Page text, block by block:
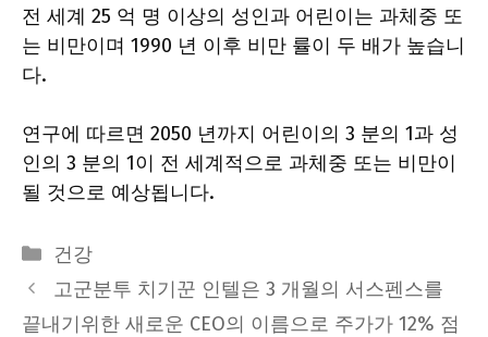
전 세계 25 억 명 이상의 성인과 어린이는 과체중 또
는 비만이며 1990 년 이후 비만 률이 두 배가 높습니
다.
연구에 따르면 2050 년까지 어린이의 3 분의 1과 성
인의 3 분의 1이 전 세계적으로 과체중 또는 비만이
될 것으로 예상됩니다.
Categories
건강
고군분투 치기꾼 인텔은 3 개월의 서스펜스를
끝내기위한 새로운 CEO의 이름으로 주가가 12% 점